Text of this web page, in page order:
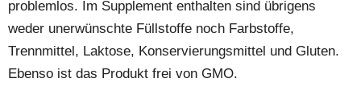
problemlos. Im Supplement enthalten sind übrigens
weder unerwünschte Füllstoffe noch Farbstoffe,
Trennmittel, Laktose, Konservierungsmittel und Gluten.
Ebenso ist das Produkt frei von GMO.